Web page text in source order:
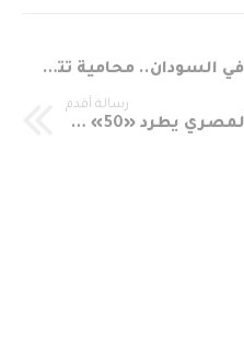
حكايات الحرب والنزوح في السودان.. محامية تتحول إلى «بائعة زبادي» بكسلا
رسالة أقدم
لعدم سداد الإيجار .. الأمن المصري يطرد «50» أسرة سودانية إلى الشارع